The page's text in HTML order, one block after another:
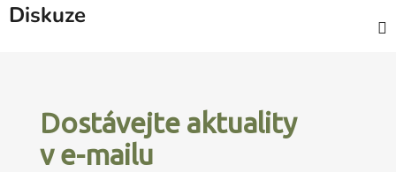
Diskuze
Dostávejte aktuality
v e-mailu